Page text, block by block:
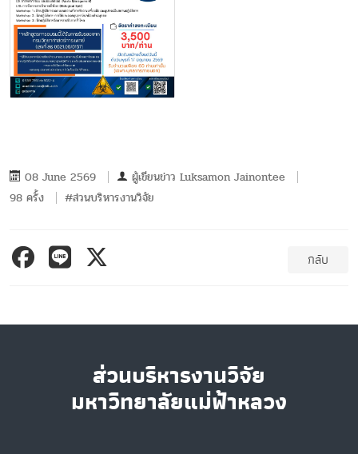
08 June 2569 ผู้เขียนข่าว Luksamon Jainontee
98 ครั้ง
#ส่วนบริหารงานวิจัย
กลับ
ส่วนบริหารงานวิจัย
มหาวิทยาลัยแม่ฟ้าหลวง